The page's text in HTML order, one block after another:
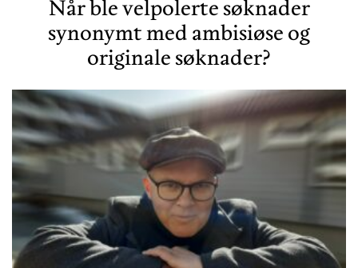
Når ble velpolerte søknader
synonymt med ambisiøse og
originale søknader?